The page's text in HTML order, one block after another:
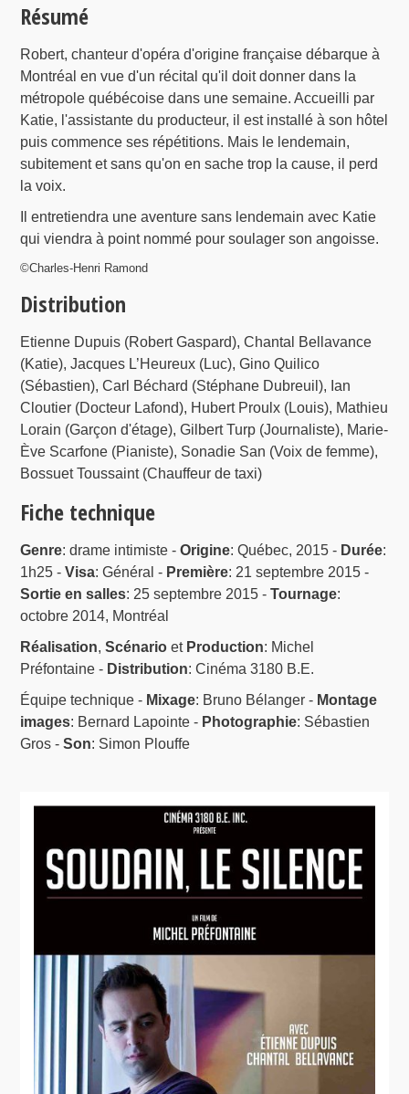
Résumé
Robert, chanteur d'opéra d'origine française débarque à
Montréal en vue d'un récital qu'il doit donner dans la
métropole québécoise dans une semaine. Accueilli par
Katie, l'assistante du producteur, il est installé à son hôtel
puis commence ses répétitions. Mais le lendemain,
subitement et sans qu'on en sache trop la cause, il perd
la voix.
Il entretiendra une aventure sans lendemain avec Katie
qui viendra à point nommé pour soulager son angoisse.
©Charles-Henri Ramond
Distribution
Etienne Dupuis (Robert Gaspard), Chantal Bellavance
(Katie), Jacques L’Heureux (Luc), Gino Quilico
(Sébastien), Carl Béchard (Stéphane Dubreuil), Ian
Cloutier (Docteur Lafond), Hubert Proulx (Louis), Mathieu
Lorain (Garçon d'étage), Gilbert Turp (Journaliste), Marie-
Ève Scarfone (Pianiste), Sonadie San (Voix de femme),
Bossuet Toussaint (Chauffeur de taxi)
Fiche technique
Genre: drame intimiste -Origine: Québec, 2015 - Durée:
1h25 -Visa: Général - Première: 21 septembre 2015 -
Sortie en salles: 25 septembre 2015 -Tournage:
octobre 2014, Montréal
Réalisation,Scénario et Production: Michel
Préfontaine - Distribution: Cinéma 3180 B.E.
Équipe technique - Mixage: Bruno Bélanger - Montage
images: Bernard Lapointe - Photographie: Sébastien
Gros -Son: Simon Plouffe